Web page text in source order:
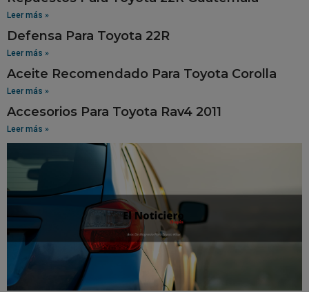
Leer más »
Defensa Para Toyota 22R
Leer más »
Aceite Recomendado Para Toyota Corolla
Leer más »
Accesorios Para Toyota Rav4 2011
Leer más »